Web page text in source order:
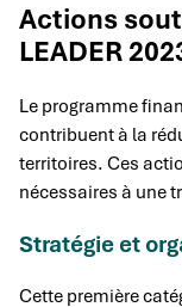
Actions
LEADER
Le programme
contribuent à la
territoires. Ces
nécessaires à une
Stratégie et
Cette première